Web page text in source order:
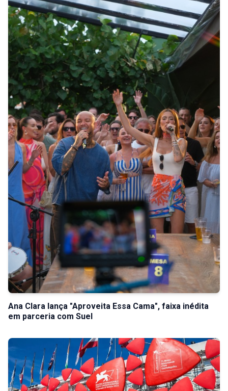
Ana Clara lança "Aproveita Essa Cama", faixa inédita
em parceria com Suel